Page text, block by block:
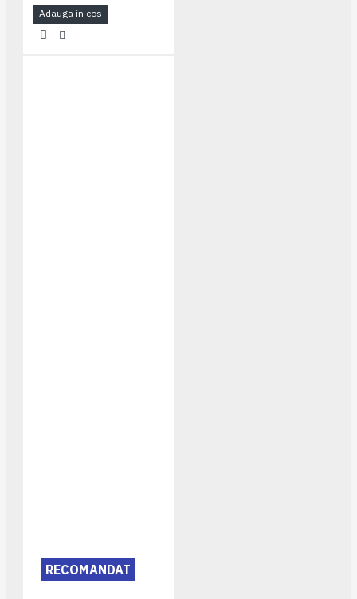
Adauga in cos
RECOMANDAT